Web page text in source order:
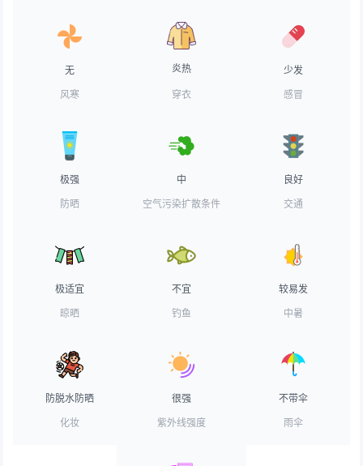
无
风寒
炎热
穿衣
少发
感冒
极强
防晒
中
空气污染扩散条件
良好
交通
极适宜
晾晒
不宜
钓鱼
较易发
中暑
防脱水防晒
化妆
很强
紫外线强度
不带伞
雨伞